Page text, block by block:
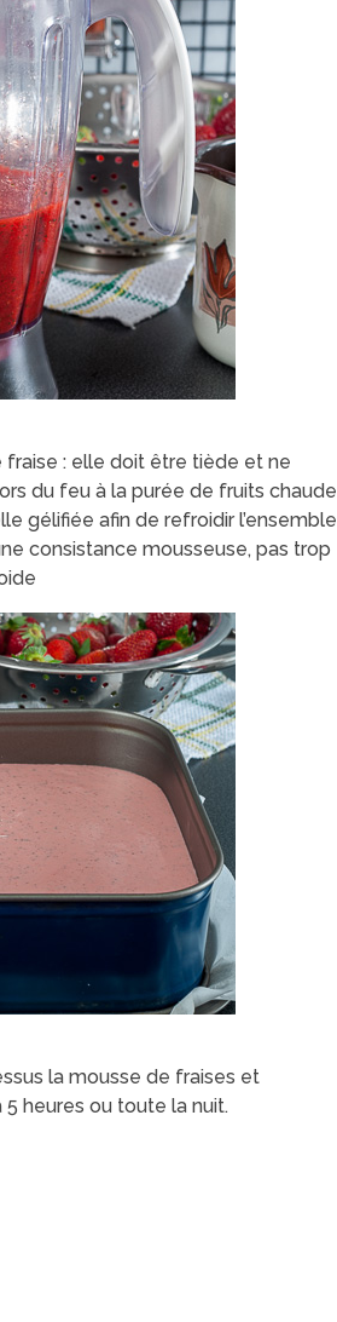
fraise : elle doit être tiède et ne
du feu à la purée de fruits chaude
gélifiée afin de refroidir l’ensemble
consistance mousseuse, pas trop
la mousse de fraises et
5 heures ou toute la nuit.